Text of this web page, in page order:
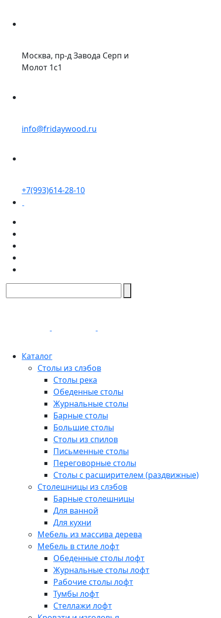
Москва, пр-д Завода Серп и
Молот 1с1
info@fridaywood.ru
+7(993)614-28-10
Каталог
Столы из слэбов
Столы река
Обеденные столы
Журнальные столы
Барные столы
Большие столы
Столы из спилов
Письменные столы
Переговорные столы
Столы с расширителем (раздвижные)
Столешницы из слэбов
Барные столешницы
Для ванной
Для кухни
Мебель из массива дерева
Мебель в стиле лофт
Обеденные столы лофт
Журнальные столы лофт
Рабочие столы лофт
Тумбы лофт
Стеллажи лофт